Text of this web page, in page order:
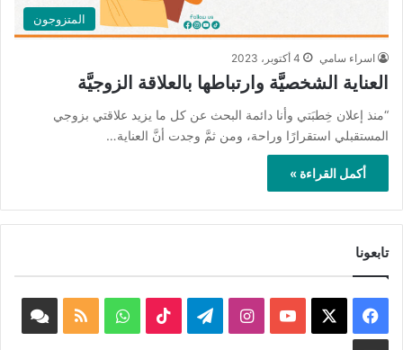
المتزوجون
اسراء سامي 4 أكتوبر، 2023
العناية الشخصيَّة وارتباطها بالعلاقة الزوجيَّة
“منذ إعلان خِطبَتي وأنا دائمة البحث عن كل ما يزيد علاقتي بزوجي
المستقبلي استقرارًا وراحة، ومن ثمَّ وجدت أنَّ العناية…
أكمل القراءة »
تابعونا
فيسبوك ‫YouTubeانستقرامتيلقرام ‫TikTokواتسابملخص